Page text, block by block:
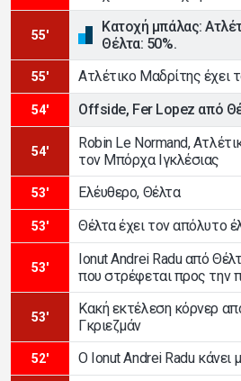
55'
Κατοχή μπάλας:
Θέλτα: 50%.
55' Ατλέτικο Μαδρίτης έχει
54' Offside, Fer Lopez από
54'
Robin Le Normand,
τον Μπόρχα Ιγκλέσιας
53' Ελέυθερο, Θέλτα
53' Θέλτα έχει τον απόλυτο
53'
Ionut Andrei Radu από
που στρέφεται προς την
53'
Κακή εκτέλεση κόρνερ
Γκριεζμάν
52' Ο Ionut Andrei Radu κάνει